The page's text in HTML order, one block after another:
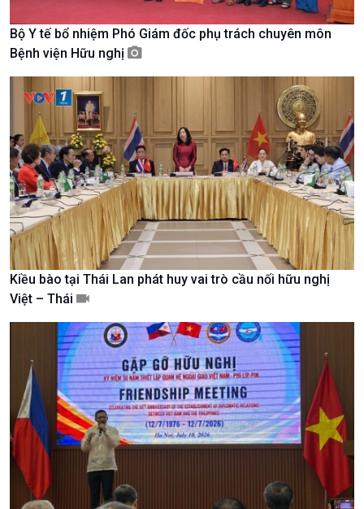
Văn hoá & Du lịch
Tin Văn hoá & Du lịch
Chát với người nổi tiếng
Câu chuyện Thể thao
Multimedia
Ảnh
Video
Infographic
E-Magazine
Bộ Y tế bổ nhiệm Phó Giám đốc phụ trách chuyên môn
Bệnh viện Hữu nghị
Kiều bào tại Thái Lan phát huy vai trò cầu nối hữu nghị
Việt – Thái